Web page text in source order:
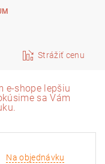
Strážiť cenu
e-shope lepšiu
sa Vám
Na objednávku